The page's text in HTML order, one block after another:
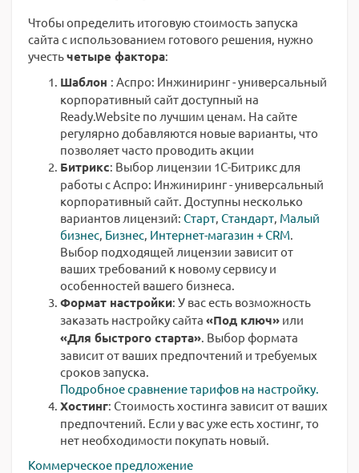
Чтобы определить итоговую стоимость запуска
сайта с использованием готового решения, нужно
учестьчетыре фактора:
Шаблон : Аспро: Инжиниринг - универсальный
корпоративный сайт доступный на
Ready.Website по лучшим ценам. На сайте
регулярно добавляются новые варианты, что
позволяет часто проводить акции
Битрикс: Выбор лицензии 1С-Битрикс для
работы с Аспро: Инжиниринг - универсальный
корпоративный сайт. Доступны несколько
вариантов лицензий: Старт, Стандарт, Малый
бизнес, Бизнес, Интернет-магазин + CRM.
Выбор подходящей лицензии зависит от
ваших требований к новому сервису и
особенностей вашего бизнеса.
Формат настройки: У вас есть возможность
заказать настройку сайта «Под ключ» или
«Для быстрого старта». Выбор формата
зависит от ваших предпочтений и требуемых
сроков запуска.
Подробное сравнение тарифов на настройку.
Хостинг: Стоимость хостинга зависит от ваших
предпочтений. Если у вас уже есть хостинг, то
нет необходимости покупать новый.
Коммерческое предложение